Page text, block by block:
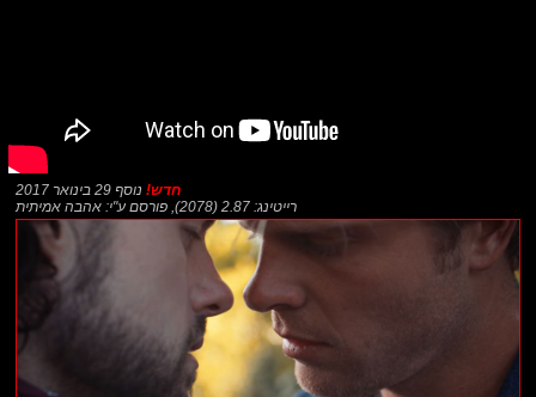
חדש! נוסף 29 בינואר 2017
רייטינג: 2.87 (2078)
פורסם ע"י: אהבה אמיתית